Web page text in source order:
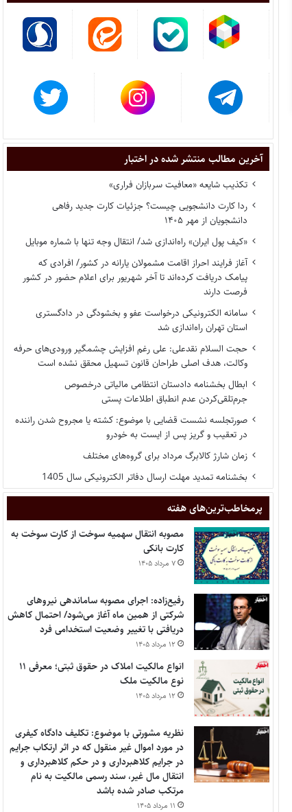
آخرین مطالب منتشر شده در اختبار
تکذیب شایعه «معافیت سربازان فراری»
ردا کارت دانشجویی چیست؟ جزئیات کارت جدید رفاهی
دانشجویان از مهر ۱۴۰۵
«کیف پول ایران» راه‌اندازی شد/ انتقال وجه تنها با شماره موبایل
آغاز فرایند احراز اقامت مشمولان یارانه در کشور/ افرادی که
پیامک دریافت کرده‌اند تا آخر شهریور برای اعلام حضور در کشور
فرصت دارند
سامانه الکترونیکی درخواست عفو و بخشودگی در دادگستری
استان تهران راه‌اندازی شد
حجت السلام نقدعلی: علی رغم افزایش چشمگیر ورودی‌های حرفه
وکالت، هدف اصلی طراحان قانون تسهیل محقق نشده است
ابطال بخشنامه دادستان انتظامی مالیاتی درخصوص
جرم‌تلقی‌کردن عدم انطباق اطلاعات پستی
صورتجلسه نشست قضایی با موضوع: کشته یا مجروح شدن راننده
در تعقیب و گریز پس از ایست به خودرو
زمان شارژ کالابرگ مرداد برای گروه‌های مختلف
بخشنامه تمدید مهلت ارسال دفاتر الکترونیکی سال 1405
پر‌مخاطب‌ترین‌های هفته
مصوبه انتقال سهمیه سوخت از کارت سوخت به
کارت بانکی
۷ مرداد ۱۴۰۵
رفیع‌زاده: اجرای مصوبه ساماندهی نیروهای
شرکتی از همین ماه آغاز می‌شود/ احتمال کاهش
دریافتی با تغییر وضعیت استخدامی فرد
۱۲ مرداد ۱۴۰۵
انواع مالکیت املاک در حقوق ثبتی؛ معرفی ۱۱
نوع مالکیت ملک
۱۲ مرداد ۱۴۰۵
نظریه مشورتی با موضوع: تکلیف دادگاه کیفری
در مورد اموال غیر منقول که در اثر ارتکاب جرایم
در جرایم کلاهبرداری و در حکم کلاهبرداری و
انتقال مال غیر، سند رسمی مالکیت به نام
مرتکب صادر شده باشد
۱۱ مرداد ۱۴۰۵